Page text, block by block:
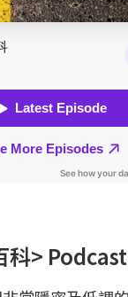
科> Podcast